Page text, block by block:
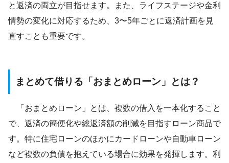
と返済の両立が目指せます。また、ライフステージや金利
情勢の変化に対応するため、3〜5年ごとに返済計画を見
直すことも重要です。
まとめて借りる「おまとめローン」とは？
「おまとめローン」とは、複数の借入を一本化すること
で、返済の簡便化や総返済額の削減を目指すローン商品で
す。特に住宅ローンのほかにカードローンや自動車ローン
など複数の負債を抱えている場合に効果を発揮します。利